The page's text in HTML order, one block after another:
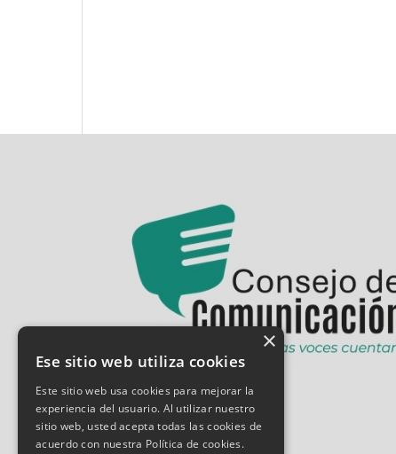
×
Ese sitio web utiliza cookies
Este sitio web usa cookies para mejorar la
experiencia del usuario. Al utilizar nuestro
sitio web, usted acepta todas las cookies de
acuerdo con nuestra Política de cookies.